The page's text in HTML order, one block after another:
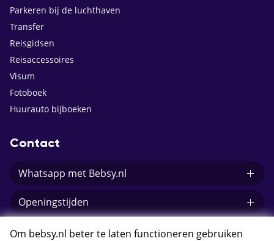
Parkeren bij de luchthaven
Transfer
Reisgidsen
Reisaccessoires
Visum
Fotoboek
Huurauto bijboeken
Contact
Whatsapp met Bebsy.nl
Openingstijden
E-mail Bebsy.nl
Om bebsy.nl beter te laten functioneren gebruiken